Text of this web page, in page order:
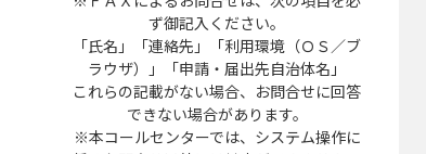
ず御記入ください。
「氏名」「連絡先」「利用環境（ＯＳ／ブ
ラウザ）」「申請・届出先自治体名」
これらの記載がない場合、お問合せに回答
できない場合があります。
※本コールセンターでは、システム操作に